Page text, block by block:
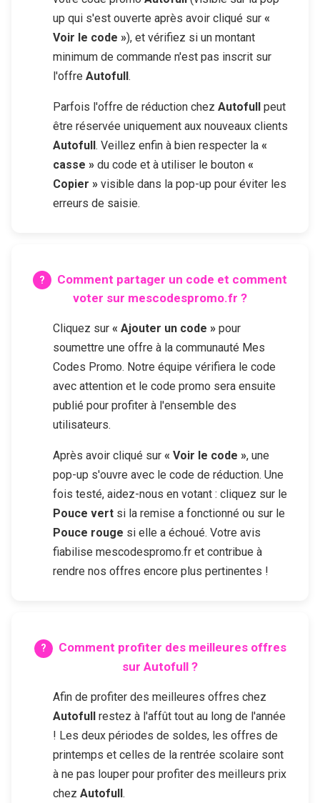
up qui s'est ouverte après avoir cliqué sur «
Voir le code »), et vérifiez si un montant
minimum de commande n'est pas inscrit sur
l'offre Autofull.
Parfois l'offre de réduction chez Autofull peut
être réservée uniquement aux nouveaux clients
Autofull. Veillez enfin à bien respecter la «
casse » du code et à utiliser le bouton «
Copier » visible dans la pop-up pour éviter les
erreurs de saisie.
Comment partager un code et comment
voter sur mescodespromo.fr ?
Cliquez sur « Ajouter un code » pour
soumettre une offre à la communauté Mes
Codes Promo. Notre équipe vérifiera le code
avec attention et le code promo sera ensuite
publié pour profiter à l'ensemble des
utilisateurs.
Après avoir cliqué sur « Voir le code », une
pop-up s'ouvre avec le code de réduction. Une
fois testé, aidez-nous en votant : cliquez sur le
Pouce vert si la remise a fonctionné ou sur le
Pouce rouge si elle a échoué. Votre avis
fiabilise mescodespromo.fr et contribue à
rendre nos offres encore plus pertinentes !
Comment profiter des meilleures offres
sur Autofull ?
Afin de profiter des meilleures offres chez
Autofull restez à l'affût tout au long de l'année
! Les deux périodes de soldes, les offres de
printemps et celles de la rentrée scolaire sont
à ne pas louper pour profiter des meilleurs prix
chez Autofull.